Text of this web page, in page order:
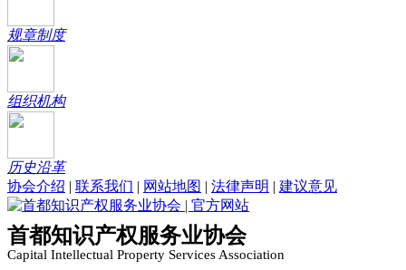
规章制度
组织机构
历史沿革
协会介绍
联系我们 网站地图 法律声明 建议意见
首都知识产权服务业协会
Capital Intellectual Property Services Association